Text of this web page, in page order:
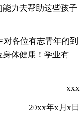
力去帮助这些孩子
各位有志青年的到
体健康！学业有
xxx
20xx年x月x日